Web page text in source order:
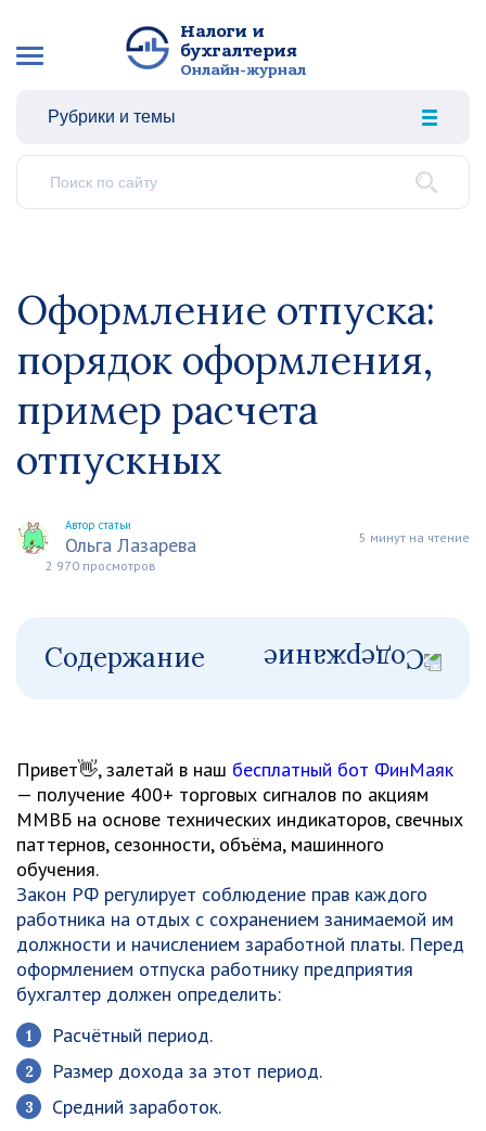
Налоги и
бухгалтерия
Онлайн-журнал
Рубрики и темы
Оформление отпуска:
порядок оформления,
пример расчета
отпускных
Автор статьи
Ольга Лазарева
5 минут на чтение
2 970 просмотров
Содержание
Привет👋, залетай в наш бесплатный бот ФинМаяк
— получение 400+ торговых сигналов по акциям
ММВБ на основе технических индикаторов, свечных
паттернов, сезонности, объёма, машинного
обучения.
Закон РФ регулирует соблюдение прав каждого
работника на отдых с сохранением занимаемой им
должности и начислением заработной платы. Перед
оформлением отпуска работнику предприятия
бухгалтер должен определить:
Расчётный период.
Размер дохода за этот период.
Средний заработок.